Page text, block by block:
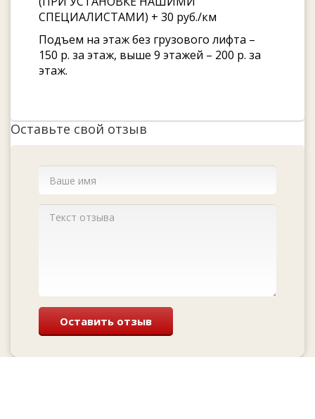
СПЕЦИАЛИСТАМИ) + 30 руб./км
Подъем на этаж без грузового лифта –
150 р. за этаж, выше 9 этажей – 200 р. за
этаж.
Оставьте свой отзыв
Оставить отзыв